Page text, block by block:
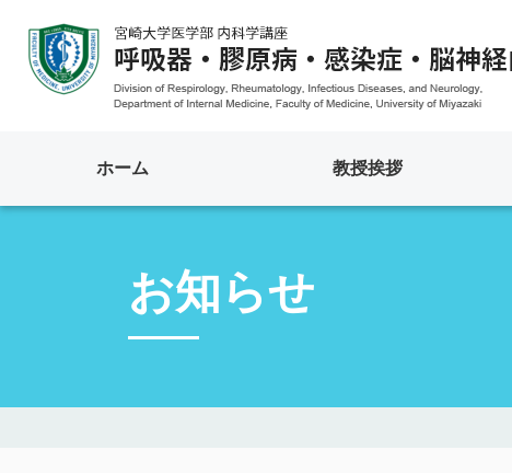
ホーム 教授挨拶
お知らせ